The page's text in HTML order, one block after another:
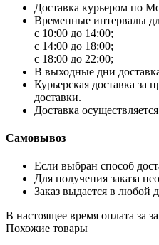
Доставка курьером по
Временные интервалы
с 10:00 до 14:00;
с 14:00 до 18:00;
с 18:00 до 22:00;
В выходные дни
Курьерская доставка за
доставки.
Доставка
Самовывоз
Если выбран способ
Для получения заказа
Заказ выдается в любой
В настоящее время оплата за
Похожие товары